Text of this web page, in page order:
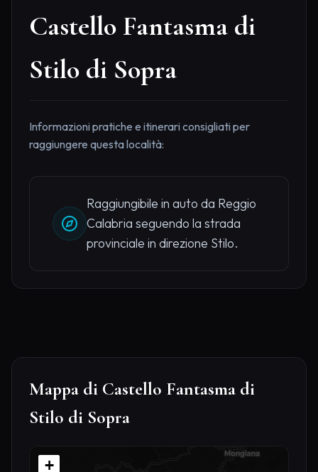
Castello Fantasma di
Stilo di Sopra
Informazioni pratiche e itinerari consigliati per
raggiungere questa località:
Raggiungibile in auto da Reggio
Calabria seguendo la strada
provinciale in direzione Stilo.
Mappa di Castello Fantasma di
Stilo di Sopra
+